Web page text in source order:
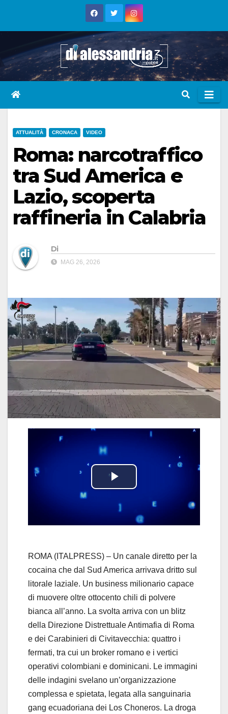
ATTUALITÀ CRONACA VIDEO
Roma: narcotraffico
tra Sud America e
Lazio, scoperta
raffineria in Calabria
Di
MAG 26, 2026
P
l
y
V
i
d
e
o
ROMA (ITALPRESS) – Un canale diretto per la
cocaina che dal Sud America arrivava dritto sul
litorale laziale. Un business milionario capace
di muovere oltre ottocento chili di polvere
bianca all’anno. La svolta arriva con un blitz
della Direzione Distrettuale Antimafia di Roma
e dei Carabinieri di Civitavecchia: quattro i
fermati, tra cui un broker romano e i vertici
operativi colombiani e dominicani. Le immagini
delle indagini svelano un’organizzazione
complessa e spietata, legata alla sanguinaria
gang ecuadoriana dei Los Choneros. La droga